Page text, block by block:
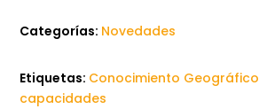
Categorías: Novedades
Etiquetas: Conocimiento Geográfico
capacidades